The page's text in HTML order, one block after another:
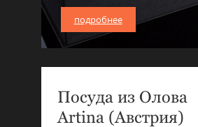
подробнее
Посуда из Олова
Artina (Австрия)